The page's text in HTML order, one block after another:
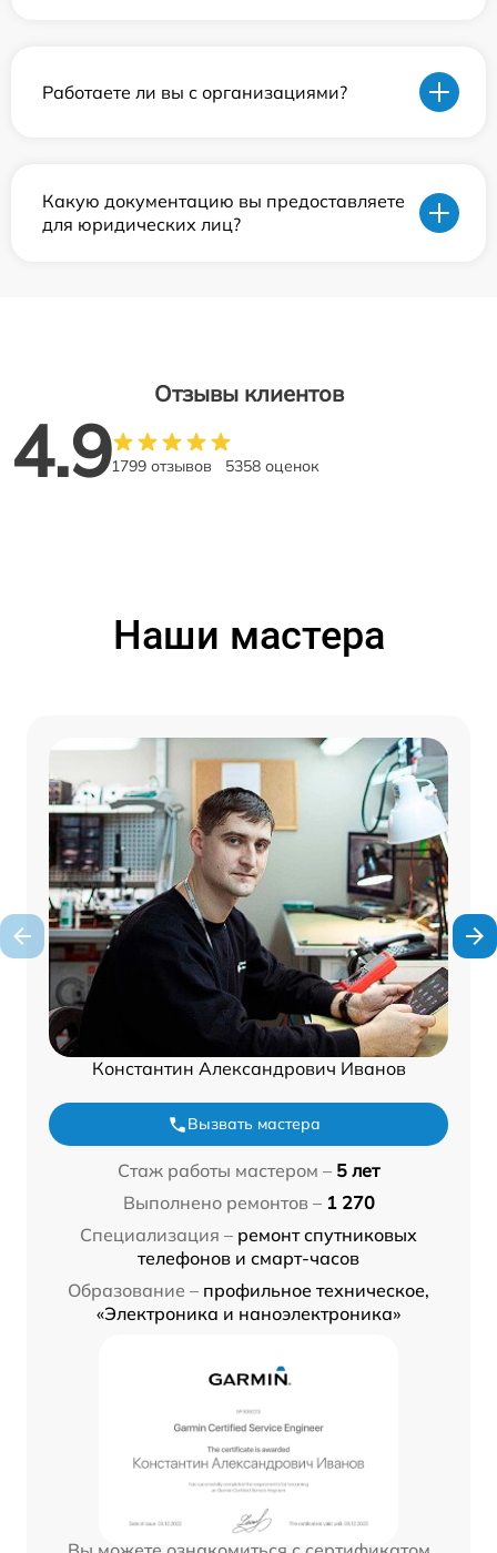
Работаете ли вы с организациями?
Какую документацию вы предоставляете
для юридических лиц?
Отзывы клиентов
4.91799 отзывов 5358 оценок
Наши мастера
Константин Александрович Иванов
Вызвать мастера
Стаж работы мастером – 5 лет
Выполнено ремонтов – 1 270
Специализация – ремонт спутниковых
телефонов и смарт-часов
Образование – профильное техническое,
«Электроника и наноэлектроника»